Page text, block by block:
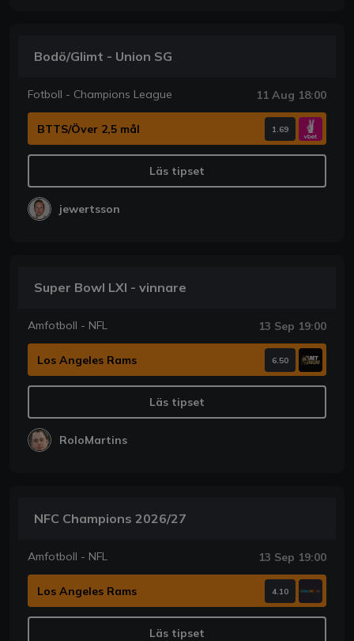
Bodö/Glimt - Union SG
Fotboll - Champions League 11 Aug 18:00
BTTS/Över 2,5 mål 1.69
Läs tipset
jewertsson
Super Bowl LXI - vinnare
Amfotboll - NFL 13 Sep 19:00
Los Angeles Rams 6.50
Läs tipset
RoloMartins
NFC Champions 2026/27
Amfotboll - NFL 13 Sep 19:00
Los Angeles Rams 4.10
Läs tipset